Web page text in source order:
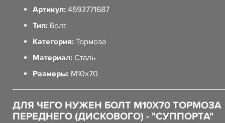
Артикул: 4593771687
Тип: Болт
Категория: Тормоза
Материал: Сталь
Размеры: М10x70
ДЛЯ ЧЕГО НУЖЕН БОЛТ М10Х70 ТОРМОЗА
ПЕРЕДНЕГО (ДИСКОВОГО) - "СУППОРТА"